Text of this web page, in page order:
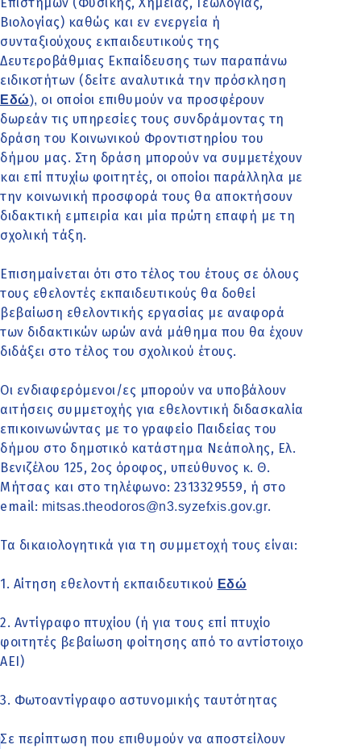
Βιολογίας) καθώς και εν ενεργεία ή
συνταξιούχους εκπαιδευτικούς της
Δευτεροβάθμιας Εκπαίδευσης των παραπάνω
ειδικοτήτων (δείτε αναλυτικά την πρόσκληση
Εδώ), οι οποίοι επιθυμούν να προσφέρουν
δωρεάν τις υπηρεσίες τους συνδράμοντας τη
δράση του Κοινωνικού Φροντιστηρίου του
δήμου μας. Στη δράση μπορούν να συμμετέχουν
και επί πτυχίω φοιτητές, οι οποίοι παράλληλα με
την κοινωνική προσφορά τους θα αποκτήσουν
διδακτική εμπειρία και μία πρώτη επαφή με τη
σχολική τάξη.
Επισημαίνεται ότι στο τέλος του έτους σε όλους
τους εθελοντές εκπαιδευτικούς θα δοθεί
βεβαίωση εθελοντικής εργασίας με αναφορά
των διδακτικών ωρών ανά μάθημα που θα έχουν
διδάξει στο τέλος του σχολικού έτους.
Οι ενδιαφερόμενοι/ες μπορούν να υποβάλουν
αιτήσεις συμμετοχής για εθελοντική διδασκαλία
επικοινωνώντας με το γραφείο Παιδείας του
δήμου στο δημοτικό κατάστημα Νεάπολης, Ελ.
Βενιζέλου 125, 2ος όροφος, υπεύθυνος κ. Θ.
Μήτσας και στο τηλέφωνο: 2313329559, ή στο
email: mitsas.theodoros@n3.syzefxis.gov.gr.
Τα δικαιολογητικά για τη συμμετοχή τους είναι:
1. Αίτηση εθελοντή εκπαιδευτικού Εδώ
2. Αντίγραφο πτυχίου (ή για τους επί πτυχίο
φοιτητές βεβαίωση φοίτησης από το αντίστοιχο
ΑΕΙ)
3. Φωτοαντίγραφο αστυνομικής ταυτότητας
Σε περίπτωση που επιθυμούν να αποστείλουν